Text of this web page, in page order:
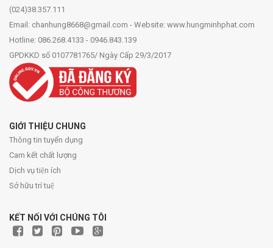
(024)38.357.111
Email: chanhung8668@gmail.com - Website: www.hungminhphat.com
Hotline: 086.268.4133 - 0946.843.139
GPDKKD số 0107781765/ Ngày Cấp 29/3/2017
GIỚI THIỆU CHUNG
Thông tin tuyển dụng
Cam kết chất lượng
Dịch vụ tiện ích
Sở hữu trí tuệ
KẾT NỐI VỚI CHÚNG TÔI